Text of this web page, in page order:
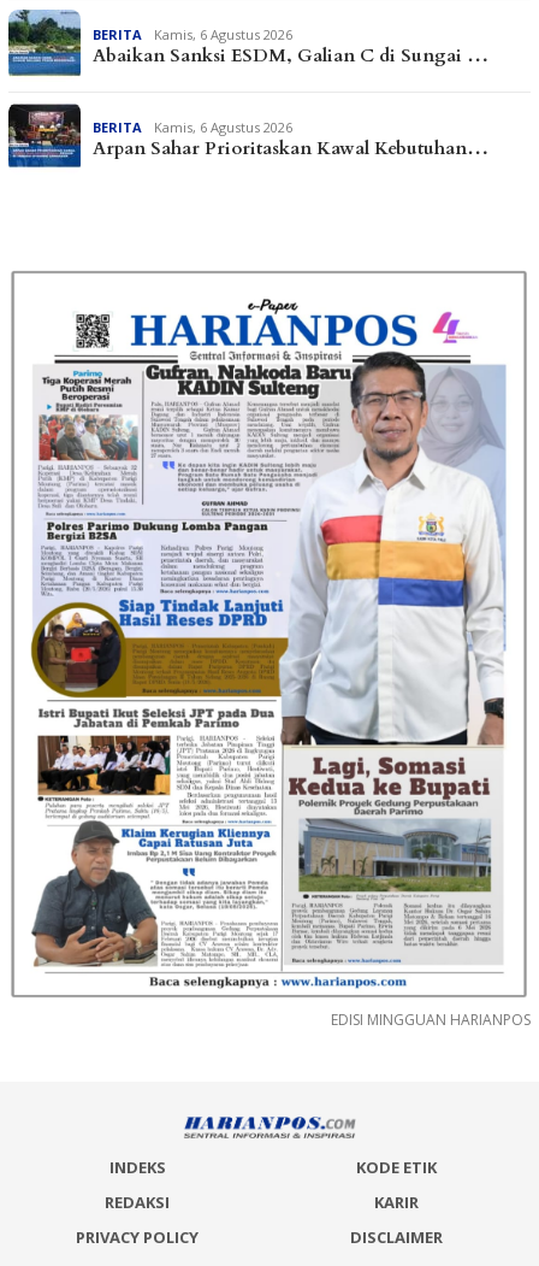
BERITA Kamis, 6 Agustus 2026
Abaikan Sanksi ESDM, Galian C di Sungai …
BERITA Kamis, 6 Agustus 2026
Arpan Sahar Prioritaskan Kawal Kebutuhan…
EDISI MINGGUAN HARIANPOS
INDEKS
KODE ETIK
REDAKSI
KARIR
PRIVACY POLICY
DISCLAIMER